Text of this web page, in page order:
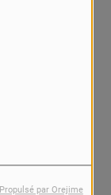
Propulsé par Orejime